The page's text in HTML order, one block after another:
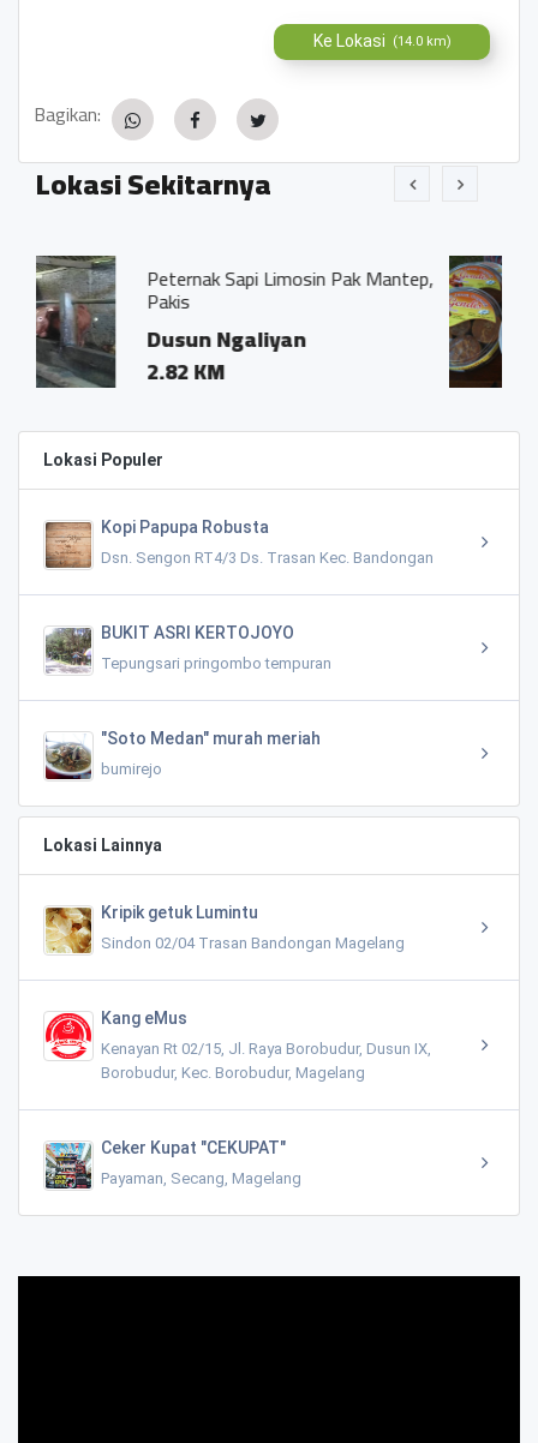
Ke Lokasi (14.0 km)
Bagikan:
Lokasi Sekitarnya
Limosin Pak Mantep, Gula Jawa,
Dusun
Candimulyo,
2.05 KM
Lokasi Populer
Kopi Papupa Robusta
Dsn. Sengon RT4/3 Ds. Trasan Kec. Bandongan
BUKIT ASRI KERTOJOYO
Tepungsari pringombo tempuran
"Soto Medan" murah meriah
bumirejo
Lokasi Lainnya
Kripik getuk Lumintu
Sindon 02/04 Trasan Bandongan Magelang
Kang eMus
Kenayan Rt 02/15, Jl. Raya Borobudur, Dusun IX,
Borobudur, Kec. Borobudur, Magelang
Ceker Kupat "CEKUPAT"
Payaman, Secang, Magelang